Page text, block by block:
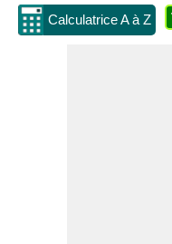
Calculatrice A à Z